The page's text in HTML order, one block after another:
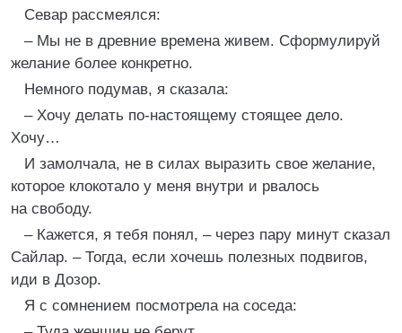
Севар рассмеялся:
– Мы не в древние времена живем. Сформулируй
желание более конкретно.
Немного подумав, я сказала:
– Хочу делать по-настоящему стоящее дело.
Хочу…
И замолчала, не в силах выразить свое желание,
которое клокотало у меня внутри и рвалось
на свободу.
– Кажется, я тебя понял, – через пару минут сказал
Сайлар. – Тогда, если хочешь полезных подвигов,
иди в Дозор.
Я с сомнением посмотрела на соседа: